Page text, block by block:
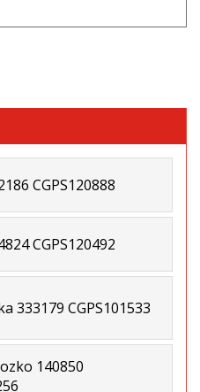
CGPS120888
CGPS120492
333179 CGPS101533
140850